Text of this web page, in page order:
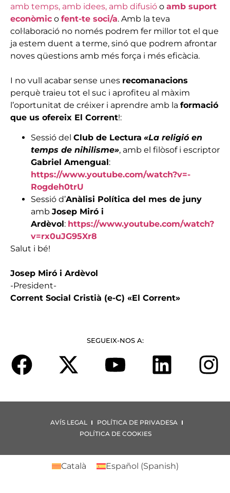
amb temps, amb idees, amb difusió o amb suport
econòmic o fent-te soci/a. Amb la teva
col·laboració no només podrem fer millor tot el que
ja estem duent a terme, sinó que podrem afrontar
noves qüestions amb més força i més eficàcia.
I no vull acabar sense unes recomanacions
perquè traieu tot el suc i aprofiteu al màxim
l’oportunitat de créixer i aprendre amb la formació
que us ofereix El Corrent!:
Sessió del Club de Lectura «La religió en
temps de nihilisme», amb el filòsof i escriptor
Gabriel Amengual:
https://www.youtube.com/watch?v=-
Rogdeh0trU
Sessió d’Anàlisi Política del mes de juny
amb Josep Miró i
Ardèvol: https://www.youtube.com/watch?
v=rx0uJG95Xr8
Salut i bé!
Josep Miró i Ardèvol
-President-
Corrent Social Cristià (e-C) «El Corrent»
SEGUEIX-NOS A:
AVÍS LEGAL
POLÍTICA DE PRIVADESA
POLÍTICA DE COOKIES
Català Español (Spanish)